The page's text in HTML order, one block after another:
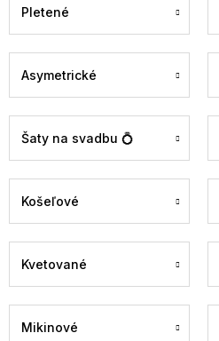
Pletené
Asymetrické
Šaty na svadbu 💍
Košeľové
Kvetované
Mikinové